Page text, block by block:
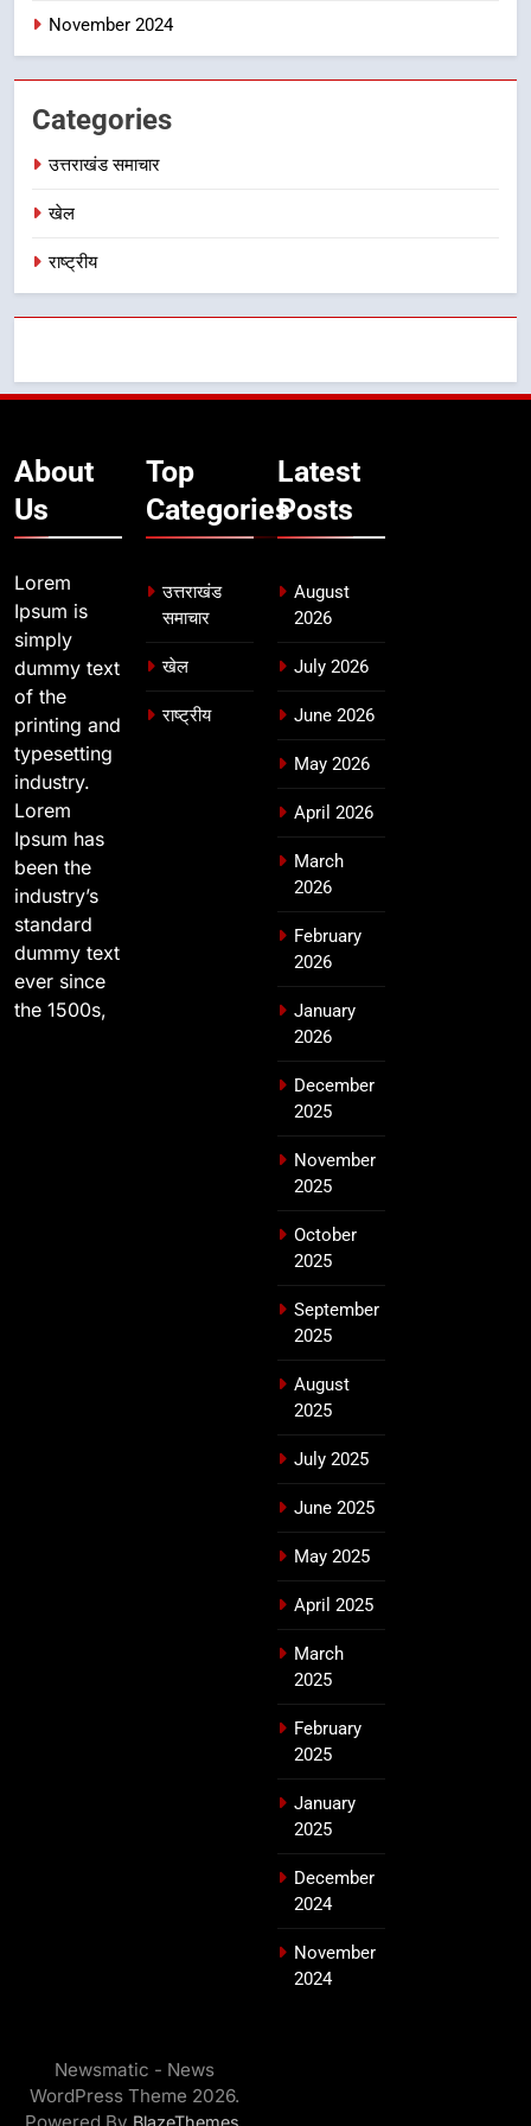
November 2024
Categories
उत्तराखंड समाचार
खेल
राष्ट्रीय
About
Us
Lorem
Ipsum is
simply
dummy text
of the
printing and
typesetting
industry.
Lorem
Ipsum has
been the
industry’s
standard
dummy text
ever since
the 1500s,
Top
Categories
उत्तराखंड
समाचार
खेल
राष्ट्रीय
Latest
Posts
August
2026
July 2026
June 2026
May 2026
April 2026
March
2026
February
2026
January
2026
December
2025
November
2025
October
2025
September
2025
August
2025
July 2025
June 2025
May 2025
April 2025
March
2025
February
2025
January
2025
December
2024
November
2024
Newsmatic - News
WordPress Theme 2026.
BlazeThemes